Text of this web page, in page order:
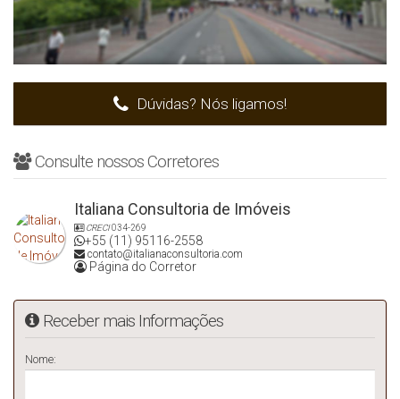
Dúvidas? Nós ligamos!
Consulte nossos Corretores
Italiana Consultoria de Imóveis
CRECI034-269
+55 (11) 95116-2558
contato@italianaconsultoria.com
Página do Corretor
Receber mais Informações
Nome: